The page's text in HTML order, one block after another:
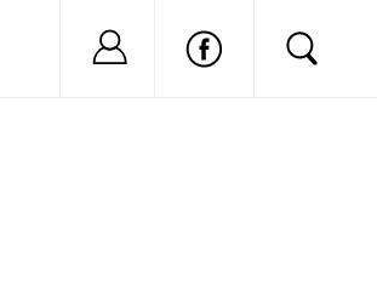
Nu ai cont?